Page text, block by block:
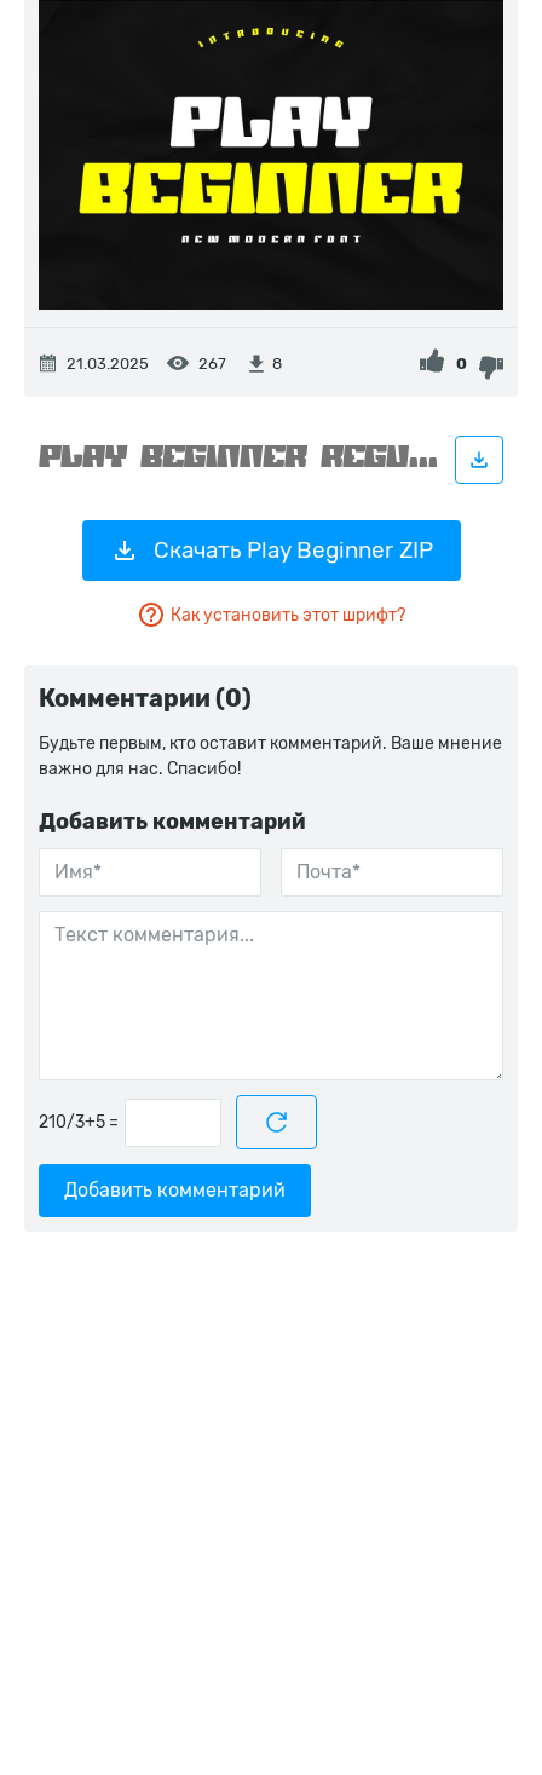
21.03.2025 267 8 0
Скачать Play Beginner ZIP
Как установить этот шрифт?
Комментарии (0)
Будьте первым, кто оставит комментарий. Ваше мнение
важно для нас. Спасибо!
Добавить комментарий
=
Добавить комментарий